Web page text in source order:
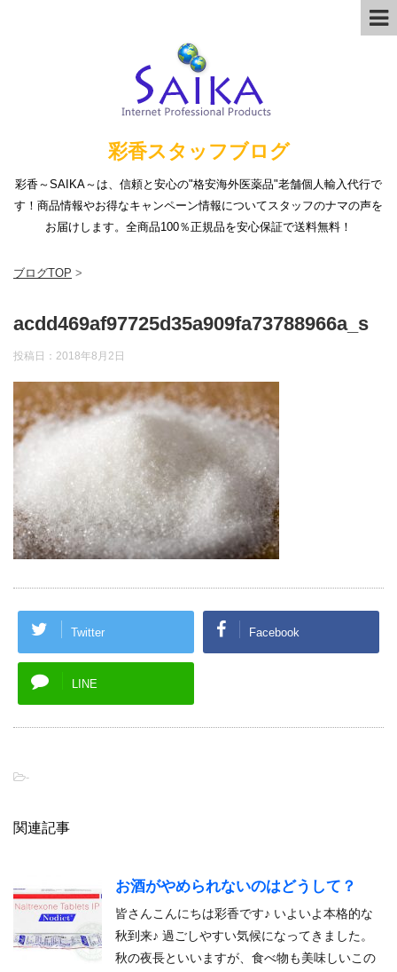
彩香スタッフブログ
彩香～SAIKA～は、信頼と安心の"格安海外医薬品"老舗個人輸入代行で
す！商品情報やお得なキャンペーン情報についてスタッフのナマの声を
お届けします。全商品100％正規品を安心保証で送料無料！
ブログTOP >
acdd469af97725d35a909fa73788966a_s
投稿日： 2018年8月2日
Twitter Facebook
LINE
-
関連記事
お酒がやめられないのはどうして？
皆さんこんにちは彩香です♪ いよいよ本格的な
秋到来♪ 過ごしやすい気候になってきました。
秋の夜長といいますが、食べ物も美味しいこの